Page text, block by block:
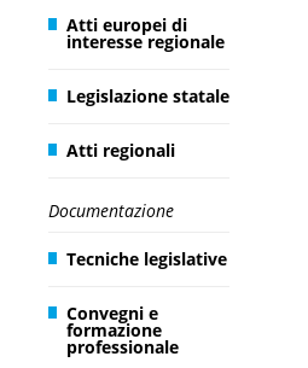
Atti europei di
interesse regionale
Legislazione statale
Atti regionali
Documentazione
Tecniche legislative
Convegni e
formazione
professionale